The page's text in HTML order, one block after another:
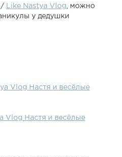
каникулы. Настя едет к
-
/ Like Nastya Vlog
, можно
у дедушки
Vlog Настя и весёлые
Vlog Настя и весёлые